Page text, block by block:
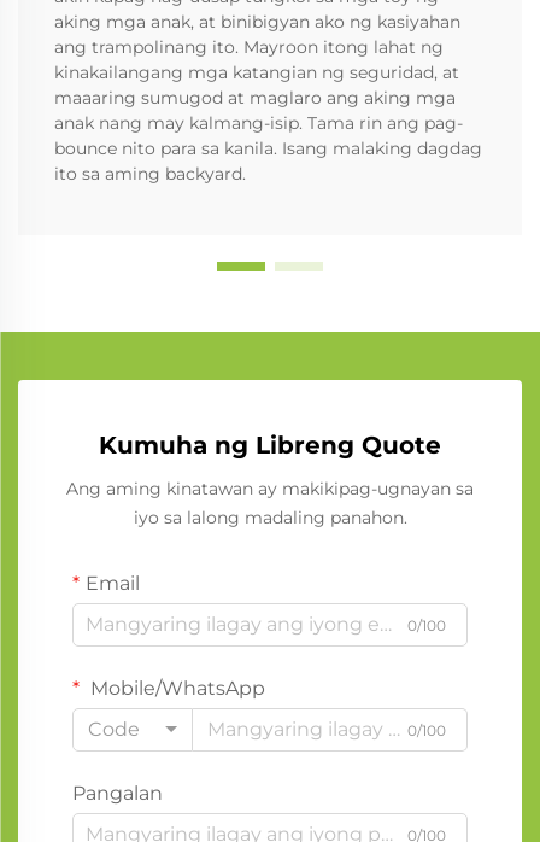
aking mga anak, at binibigyan ako ng kasiyahan
ang trampolinang ito. Mayroon itong lahat ng
kinakailangang mga katangian ng seguridad, at
maaaring sumugod at maglaro ang aking mga
anak nang may kalmang-isip. Tama rin ang pag-
bounce nito para sa kanila. Isang malaking dagdag
ito sa aming backyard.
Kumuha ng Libreng Quote
Ang aming kinatawan ay makikipag-ugnayan sa
iyo sa lalong madaling panahon.
Email
0/100
Mobile/WhatsApp
Code
0/100
Pangalan
0/100